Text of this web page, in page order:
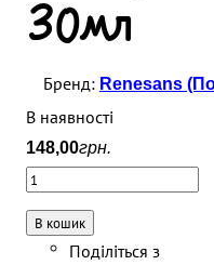
30мл
Renesans
В наявності
148,00грн.
В кошик